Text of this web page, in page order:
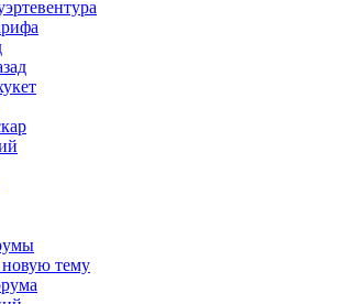
новую тему